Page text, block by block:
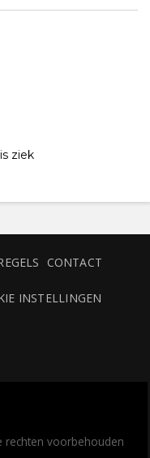
ziek
CONTACT
INSTELLINGEN
rechten voorbehouden